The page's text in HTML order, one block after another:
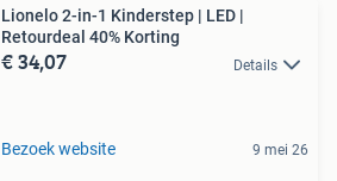
Lionelo 2-in-1 Kinderstep | LED |
Retourdeal 40% Korting
€ 34,07 Details
Bezoek website 9 mei 26